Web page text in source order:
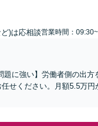
)は応相談営業時間：
に強い】労働者側の出方
せください。月額5.5万